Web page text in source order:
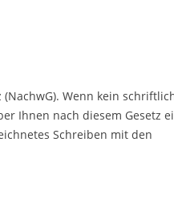
Wenn kein
Ihnen nach diesem Gesetz
Schreiben mit den